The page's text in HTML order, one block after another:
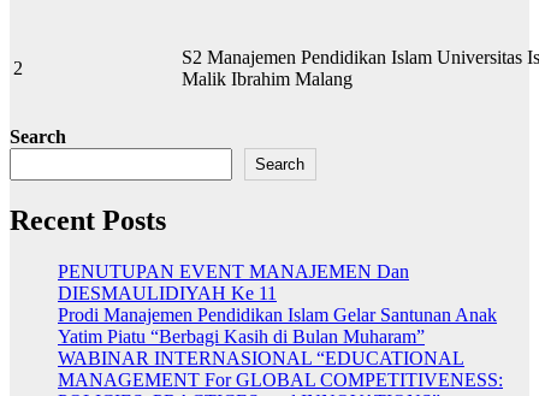
2
S2 Manajemen Pendidikan Islam Universitas
Malik Ibrahim Malang
Search
Search
Recent Posts
PENUTUPAN EVENT MANAJEMEN Dan
DIESMAULIDIYAH Ke 11
Prodi Manajemen Pendidikan Islam Gelar Santunan Anak
Yatim Piatu “Berbagi Kasih di Bulan Muharam”
WABINAR INTERNASIONAL “EDUCATIONAL
MANAGEMENT For GLOBAL COMPETITIVENESS: